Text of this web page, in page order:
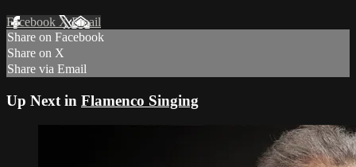
Facebook XEmail
Share on Facebook
Share on X
Share via Email
Up Next in Flamenco Singing